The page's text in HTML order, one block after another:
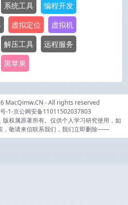
系统工具
编程开发
虚拟定位
虚拟机
解压工具
远程服务
黑苹果
MacQimw.CN - All rights reserved
-1-京公网安备11011502037803
权属原著所有。仅供个人学习研究使用，如
，敬请来信联系我们，我们立即删除——